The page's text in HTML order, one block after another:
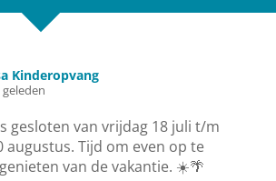
Kinderopvang
gesloten van vrijdag 18 juli t/m
augustus. Tijd om even op te
van de vakantie. ☀️🌴